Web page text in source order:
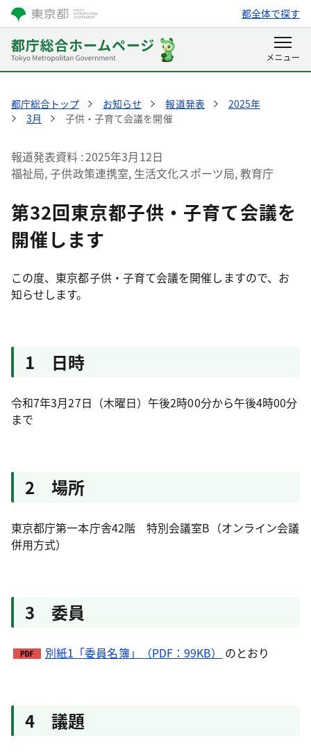
都全体で探す
都庁総合トップ お知らせ 報道発表
2025年
3月
子供・子育て会議を開催
報道発表資料 2025年3月12日
福祉局, 子供政策連携室, 生活文化スポーツ局, 教育庁
第32回東京都子供・子育て会議を
開催します
この度、東京都子供・子育て会議を開催しますので、お
知らせします。
1 日時
令和7年3月27日（木曜日）午後2時00分から午後4時00分
まで
2 場所
東京都庁第一本庁舎42階 特別会議室B（オンライン会議
併用方式）
3 委員
別紙1「委員名簿」（PDF：99KB） のとおり
4 議題